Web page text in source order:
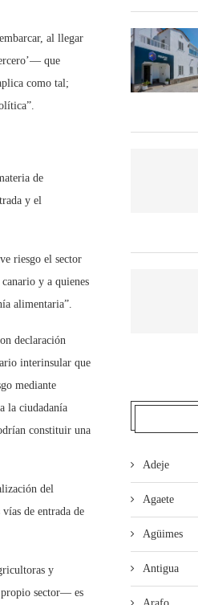
al llegar
que
como tal;
de
y el
riesgo el sector
y a quienes
alimentaria”.
declaración
interinsular que
mediante
la ciudadanía
constituir una
del
de entrada de
y
propio sector— es
Adeje
Agaete
Agüimes
Antigua